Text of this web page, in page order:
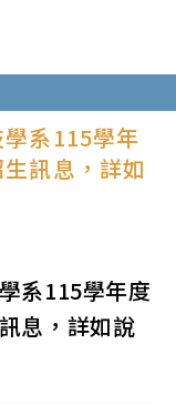
系115學年
訊息，詳如
系115學年度
息，詳如說